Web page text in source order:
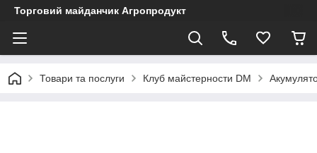
Торговий майданчик Агропродукт
Товари та послуги Клуб майстерности DM